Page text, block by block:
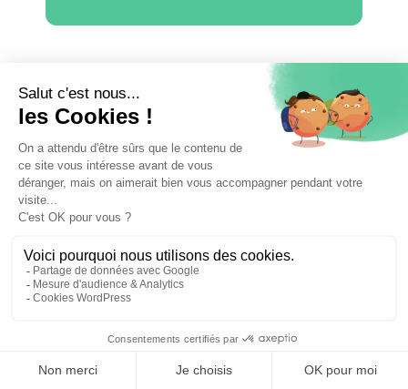
Être contacté par
un avocat